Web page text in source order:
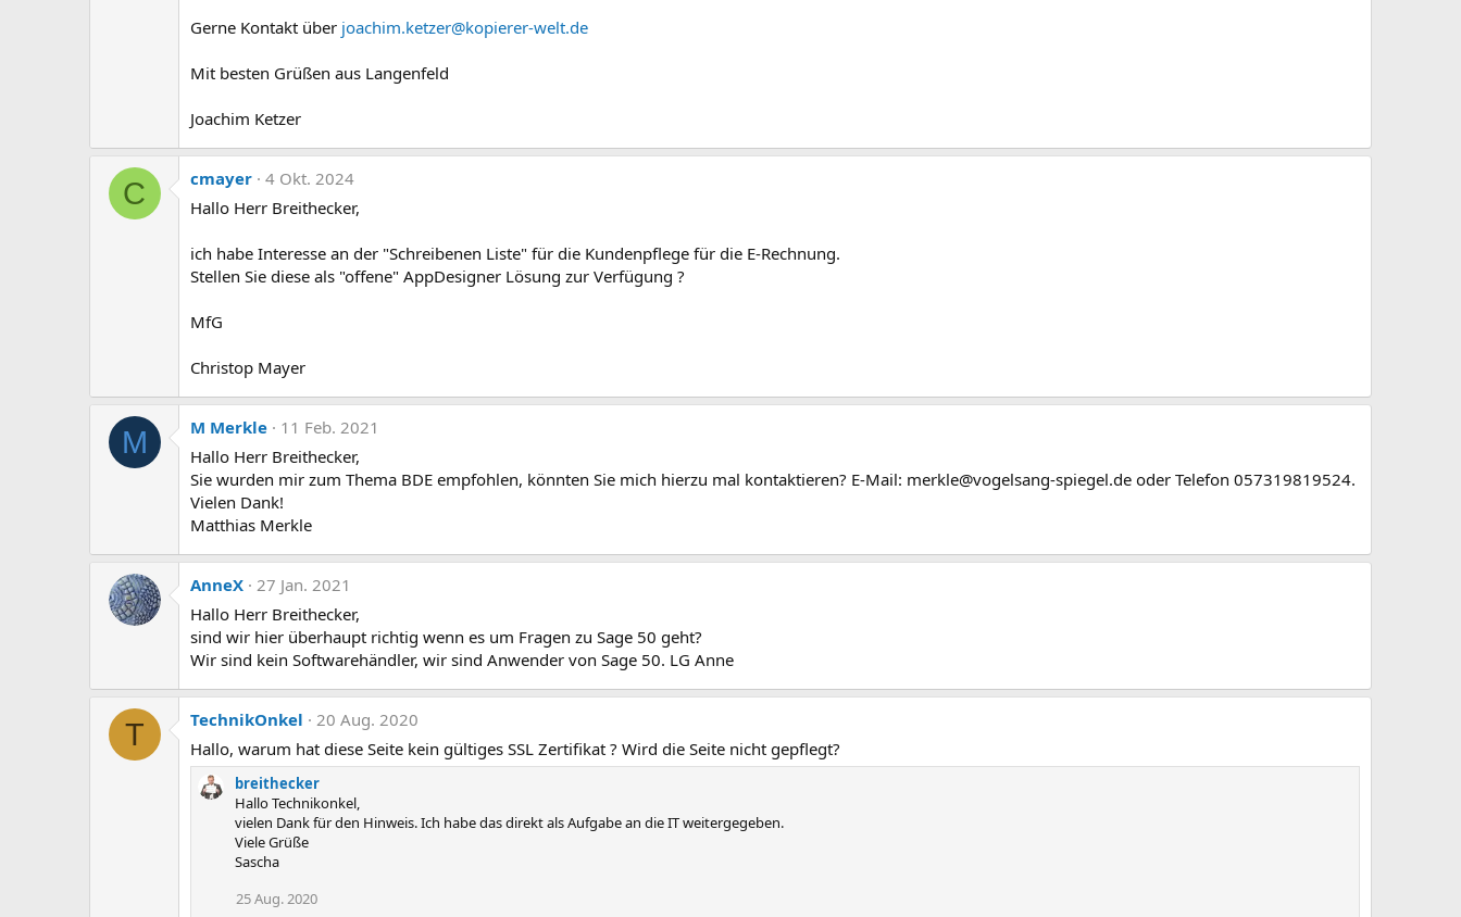
Gerne Kontakt über joachim.ketzer@kopierer-welt.de
Mit besten Grüßen aus Langenfeld
Joachim Ketzer
C cmayer 4 Okt. 2024
Hallo Herr Breithecker,
ich habe Interesse an der "Schreibenen Liste" für die Kundenpflege für die E-Rechnung.
Stellen Sie diese als "offene" AppDesigner Lösung zur Verfügung ?
MfG
Christop Mayer
M M Merkle
11 Feb. 2021
Hallo Herr Breithecker,
Sie wurden mir zum Thema BDE empfohlen, könnten Sie mich hierzu mal kontaktieren? E-Mail: merkle@vogelsang-spiegel.de oder Telefon 057319819524.
Vielen Dank!
Matthias Merkle
AnneX 27 Jan. 2021
Hallo Herr Breithecker,
sind wir hier überhaupt richtig wenn es um Fragen zu Sage 50 geht?
Wir sind kein Softwarehändler, wir sind Anwender von Sage 50. LG Anne
T TechnikOnkel
20 Aug. 2020
Hallo, warum hat diese Seite kein gültiges SSL Zertifikat ? Wird die Seite nicht gepflegt?
breithecker
Hallo Technikonkel,
vielen Dank für den Hinweis. Ich habe das direkt als Aufgabe an die IT weitergegeben.
Viele Grüße
Sascha
25 Aug. 2020